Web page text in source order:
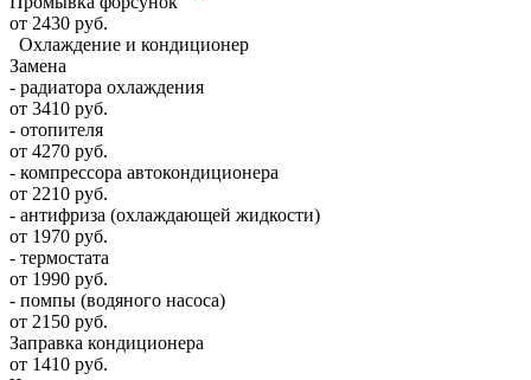
от 2430 руб.
Охлаждение и кондиционер
Замена
- радиатора охлаждения
от 3410 руб.
- отопителя
от 4270 руб.
- компрессора автокондиционера
от 2210 руб.
- антифриза (охлаждающей жидкости)
от 1970 руб.
- термостата
от 1990 руб.
- помпы (водяного насоса)
от 2150 руб.
Заправка кондиционера
от 1410 руб.